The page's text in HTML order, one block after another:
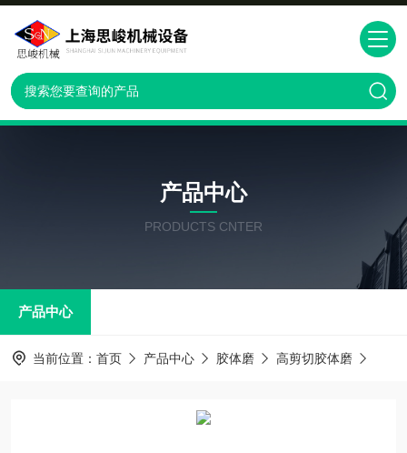
产品中心
PRODUCTS CNTER
产品中心
当前位置： 首页 产品中心 胶体磨 高剪切胶体磨